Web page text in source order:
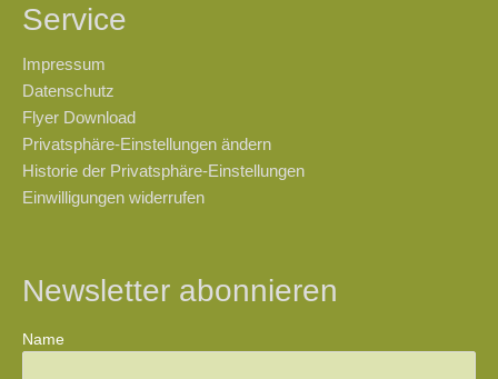
Service
Impressum
Datenschutz
Flyer Download
Privatsphäre-Einstellungen ändern
Historie der Privatsphäre-Einstellungen
Einwilligungen widerrufen
Newsletter abonnieren
Name